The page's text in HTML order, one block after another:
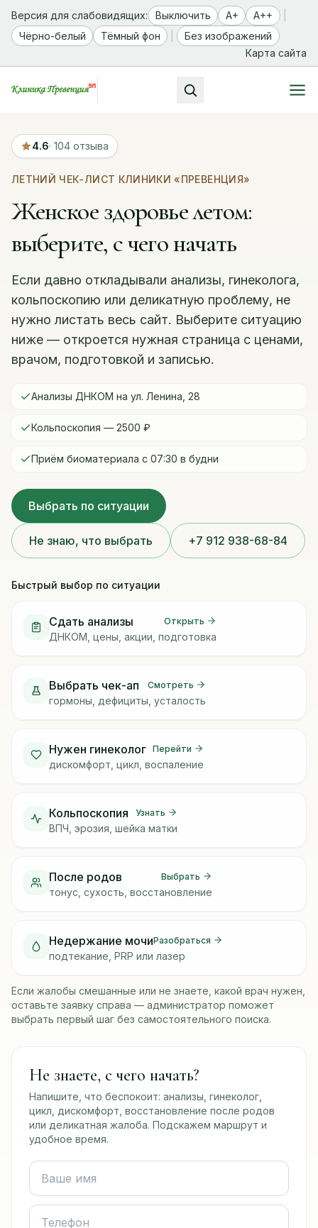
Версия для слабовидящих: Выключить A+ A++
Чёрно-белый
Тёмный фон
Без изображений
Карта сайта
4.6· 104 отзыва
ЛЕТНИЙ ЧЕК-ЛИСТ КЛИНИКИ «ПРЕВЕНЦИЯ»
Женское здоровье летом:
выберите, с чего начать
Если давно откладывали анализы, гинеколога,
кольпоскопию или деликатную проблему, не
нужно листать весь сайт. Выберите ситуацию
ниже — откроется нужная страница с ценами,
врачом, подготовкой и записью.
Анализы ДНКОМ на ул. Ленина, 28
Кольпоскопия — 2500 ₽
Приём биоматериала с 07:30 в будни
Выбрать по ситуации
Не знаю, что выбрать +7 912 938-68-84
Быстрый выбор по ситуации
Сдать анализы Открыть
ДНКОМ, цены, акции, подготовка
Выбрать чек-ап Смотреть
гормоны, дефициты, усталость
Нужен гинеколог Перейти
дискомфорт, цикл, воспаление
Кольпоскопия Узнать
ВПЧ, эрозия, шейка матки
После родов Выбрать
тонус, сухость, восстановление
Недержание мочиРазобраться
подтекание, PRP или лазер
Если жалобы смешанные или не знаете, какой врач нужен,
оставьте заявку справа — администратор поможет
выбрать первый шаг без самостоятельного поиска.
Не знаете, с чего начать?
Напишите, что беспокоит: анализы, гинеколог,
цикл, дискомфорт, восстановление после родов
или деликатная жалоба. Подскажем маршрут и
удобное время.
Ваше имя
Телефон